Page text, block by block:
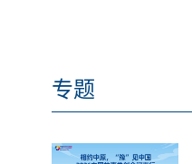
专题